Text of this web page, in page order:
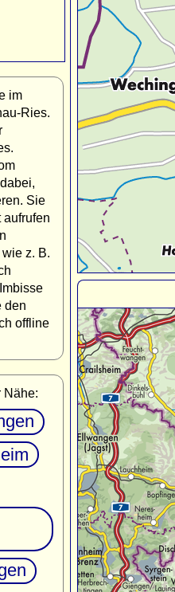
im
Ries.
Sie
aufrufen
z. B.
den
offline
Nähe: